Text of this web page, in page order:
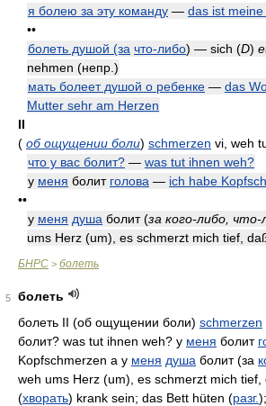
я болею за эту команду — das ist
••
болеть душой (за что-либо) — sich (D)
nehmen (непр.)
мать болеет душой о ребенке — das
Mutter sehr am Herzen
II
( об ощущении боли) schmerzen vi, weh
что у вас болит? — was tut ihnen weh?
у меня болит голова — ich habe
••
у меня душа болит (за кого-либо, что-
ums Herz (um), es schmerzt mich tief,
БНРС > болеть
5
болеть
болеть II (об ощущении боли) schmerzen
болит? was tut ihnen weh? у меня болит
Kopfschmerzen а у меня душа болит (за
weh ums Herz (um), es schmerzt mich tief,
(хворать) krank sein; das Bett hüten (разг.);